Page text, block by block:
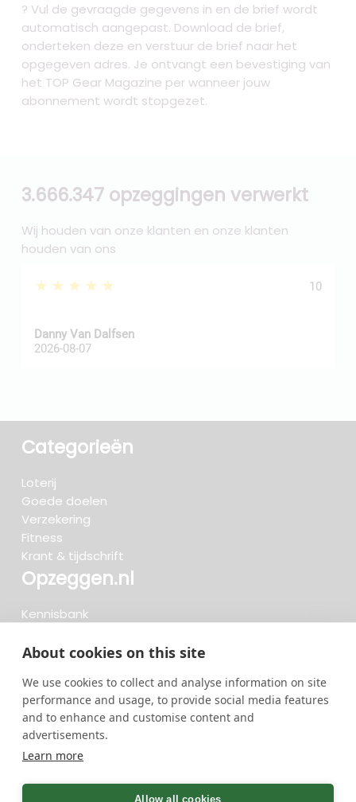
About cookies on this site
We use cookies to collect and analyse information on site
performance and usage, to provide social media features
and to enhance and customise content and
advertisements.
Learn more
Allow all cookies
? Vul de gevraagde gegevens in en de brief wordt
automatisch aangepast. Download de brief,
onderteken deze en verstuur de brief naar het
opgegeven adres. Je ontvangt een bevestiging van
het TOP Gear Magazine per wanneer jouw
abonnement wordt stopgezet.
3.666.347 opzeggingen verwerkt
Wij houden van onze klanten en onze klanten
houden van ons
★★★★★ 10
Danny Van Dalfsen
2026-08-07
Categorieën
Loterij
Goede doelen
Verzekering
Fitness
Krant & tijdschrift
Opzeggen.nl
Kennisbank
Beoordelingen
Meteen opzeggen
722 opzeggingen afgelopen 30 dagen - 3.666.127